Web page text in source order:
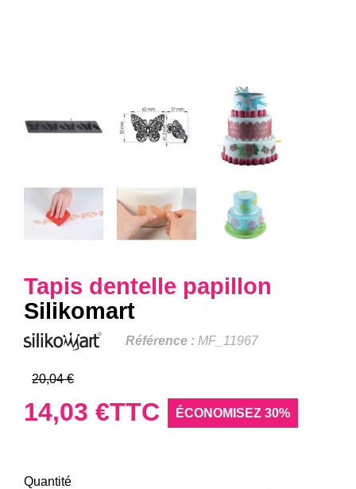
Tapis dentelle papillon
Silikomart
Référence : MF_11967
20,04 €
14,03 €TTC ÉCONOMISEZ 30%
Quantité